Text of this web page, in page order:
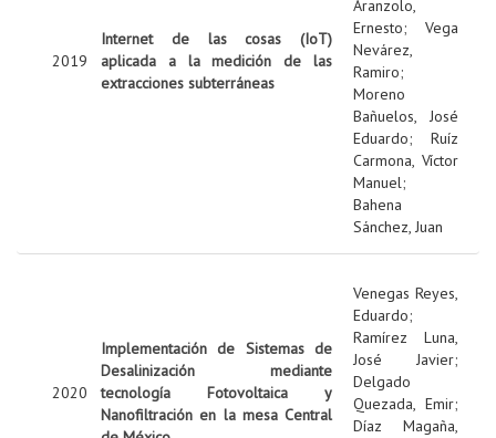
2019
Internet de las cosas (IoT)
aplicada a la medición de las
extracciones subterráneas
Aranzolo,
Ernesto; Vega
Nevárez,
Ramiro;
Moreno
Bañuelos, José
Eduardo; Ruíz
Carmona, Víctor
Manuel;
Bahena
Sánchez, Juan
2020
Implementación de Sistemas de
Desalinización mediante
tecnología Fotovoltaica y
Nanofiltración en la mesa Central
Venegas Reyes,
Eduardo;
Ramírez Luna,
José Javier;
Delgado
Quezada, Emir;
Díaz Magaña,